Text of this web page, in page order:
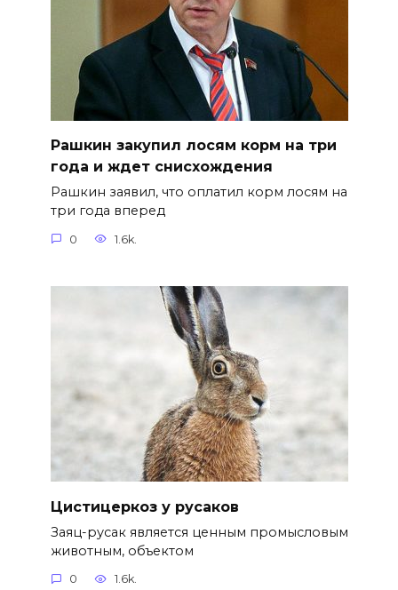
Рашкин закупил лосям корм на три
года и ждет снисхождения
Рашкин заявил, что оплатил корм лосям на
три года вперед
0 1.6k.
Цистицеркоз у русаков
Заяц-русак является ценным промысловым
животным, объектом
0 1.6k.